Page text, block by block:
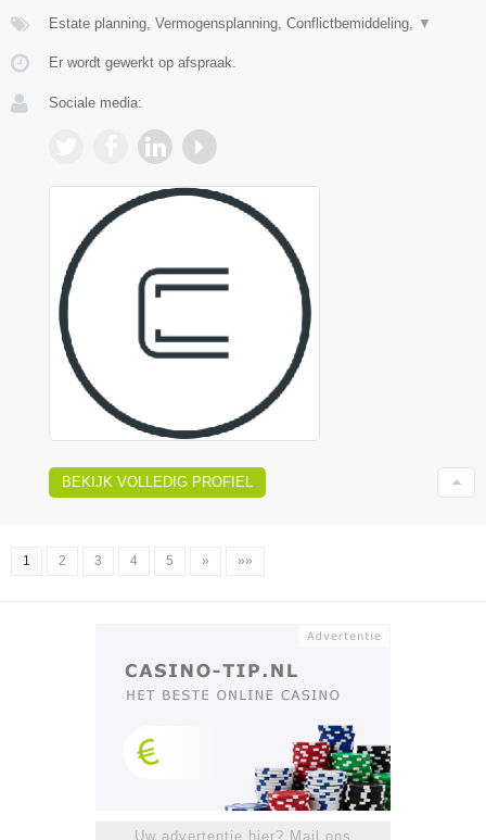
Estate planning, Vermogensplanning, Conflictbemiddeling, ▼
Er wordt gewerkt op afspraak.
Sociale media:
BEKIJK VOLLEDIG PROFIEL
1 2 3 4 5 » »»
Uw advertentie hier? Mail ons